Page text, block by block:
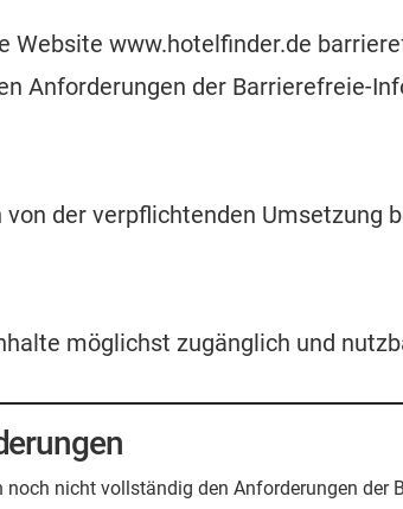
Website www.hotelfinder.de
Anforderungen der Barrierefreie-
der verpflichtenden
möglichst zugänglich und
nicht vollständig den Anforderungen